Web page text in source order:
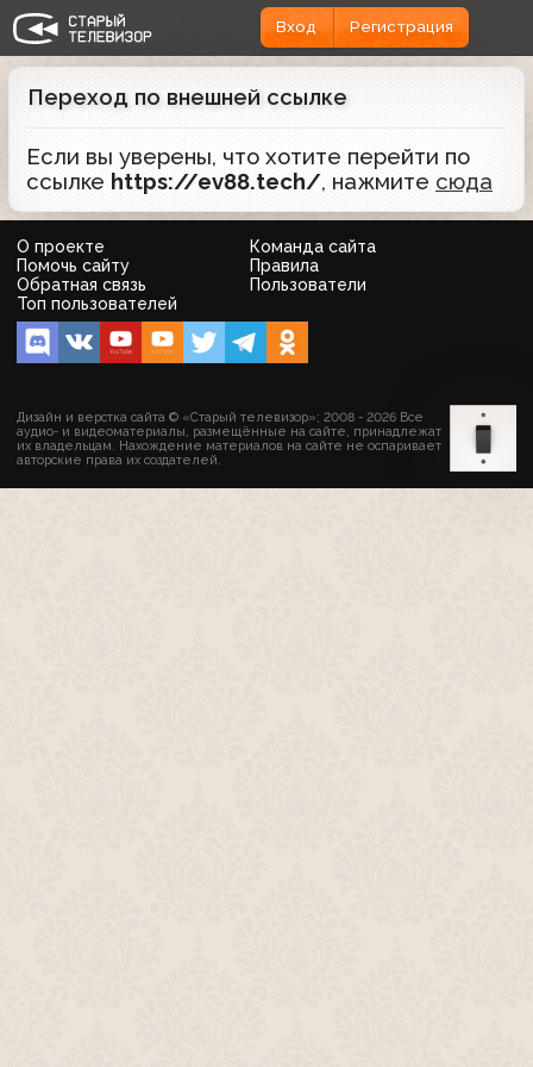
Вход Регистрация
Переход по внешней ссылке
Если вы уверены, что хотите перейти по
ссылке https://ev88.tech/, нажмите сюда
О проекте
Команда сайта
Помочь сайту
Правила
Обратная связь
Пользователи
Топ пользователей
Дизайн и верстка сайта © «Старый телевизор»; 2008 - 2026 Все
аудио- и видеоматериалы, размещённые на сайте, принадлежат
их владельцам. Нахождение материалов на сайте не оспаривает
авторские права их создателей.